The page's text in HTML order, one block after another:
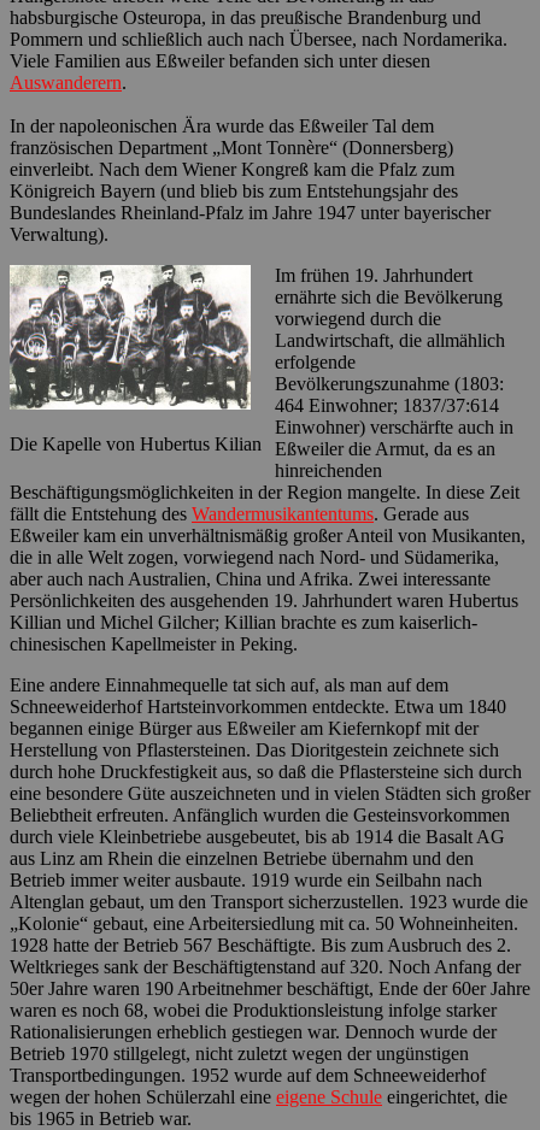
habsburgische Osteuropa, in das preußische Brandenburg und
Pommern und schließlich auch nach Übersee, nach Nordamerika.
Viele Familien aus Eßweiler befanden sich unter diesen
Auswanderern.
In der napoleonischen Ära wurde das Eßweiler Tal dem
französischen Department „Mont Tonnère“ (Donnersberg)
einverleibt. Nach dem Wiener Kongreß kam die Pfalz zum
Königreich Bayern (und blieb bis zum Entstehungsjahr des
Bundeslandes Rheinland-Pfalz im Jahre 1947 unter bayerischer
Verwaltung).
Die Kapelle von Hubertus Kilian
Im frühen 19. Jahrhundert
ernährte sich die Bevölkerung
vorwiegend durch die
Landwirtschaft, die allmählich
erfolgende
Bevölkerungszunahme (1803:
464 Einwohner; 1837/37:614
Einwohner) verschärfte auch in
Eßweiler die Armut, da es an
hinreichenden
Beschäftigungsmöglichkeiten in der Region mangelte. In diese Zeit
fällt die Entstehung des Wandermusikantentums. Gerade aus
Eßweiler kam ein unverhältnismäßig großer Anteil von Musikanten,
die in alle Welt zogen, vorwiegend nach Nord- und Südamerika,
aber auch nach Australien, China und Afrika. Zwei interessante
Persönlichkeiten des ausgehenden 19. Jahrhundert waren Hubertus
Killian und Michel Gilcher; Killian brachte es zum kaiserlich-
chinesischen Kapellmeister in Peking.
Eine andere Einnahmequelle tat sich auf, als man auf dem
Schneeweiderhof Hartsteinvorkommen entdeckte. Etwa um 1840
begannen einige Bürger aus Eßweiler am Kiefernkopf mit der
Herstellung von Pflastersteinen. Das Dioritgestein zeichnete sich
durch hohe Druckfestigkeit aus, so daß die Pflastersteine sich durch
eine besondere Güte auszeichneten und in vielen Städten sich großer
Beliebtheit erfreuten. Anfänglich wurden die Gesteinsvorkommen
durch viele Kleinbetriebe ausgebeutet, bis ab 1914 die Basalt AG
aus Linz am Rhein die einzelnen Betriebe übernahm und den
Betrieb immer weiter ausbaute. 1919 wurde ein Seilbahn nach
Altenglan gebaut, um den Transport sicherzustellen. 1923 wurde die
„Kolonie“ gebaut, eine Arbeitersiedlung mit ca. 50 Wohneinheiten.
1928 hatte der Betrieb 567 Beschäftigte. Bis zum Ausbruch des 2.
Weltkrieges sank der Beschäftigtenstand auf 320. Noch Anfang der
50er Jahre waren 190 Arbeitnehmer beschäftigt, Ende der 60er Jahre
waren es noch 68, wobei die Produktionsleistung infolge starker
Rationalisierungen erheblich gestiegen war. Dennoch wurde der
Betrieb 1970 stillgelegt, nicht zuletzt wegen der ungünstigen
Transportbedingungen. 1952 wurde auf dem Schneeweiderhof
wegen der hohen Schülerzahl eine eigene Schule eingerichtet, die
bis 1965 in Betrieb war.